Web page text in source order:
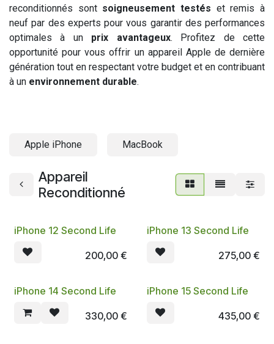
reconditionnés sont soigneusement testés et remis à
neuf par des experts pour vous garantir des performances
optimales à un prix avantageux. Profitez de cette
opportunité pour vous offrir un appareil Apple de dernière
génération tout en respectant votre budget et en contribuant
à un environnement durable.
Apple iPhone MacBook
Appareil
Reconditionné
iPhone 12 Second Life
200,00€
iPhone 13 Second Life
275,00€
iPhone 14 Second Life
330,00€
iPhone 15 Second Life
435,00€